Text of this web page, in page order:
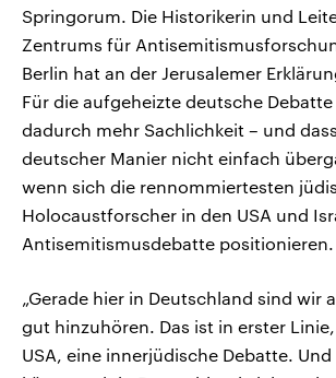
Springorum. Die Historikerin und
Zentrums für
Berlin hat an der Jerusalemer
Für die aufgeheizte deutsche
dadurch mehr Sachlichkeit – und
deutscher Manier nicht einfach
wenn sich die rennommiertesten
Holocaustforscher in den USA und
Antisemitismusdebatte positionieren.
„Gerade hier in Deutschland sind wir
gut hinzuhören. Das ist in erster
USA, eine innerjüdische Debatte.